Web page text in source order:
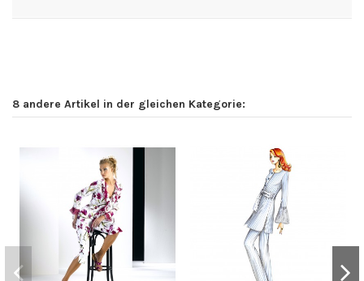
8 andere Artikel in der gleichen Kategorie: